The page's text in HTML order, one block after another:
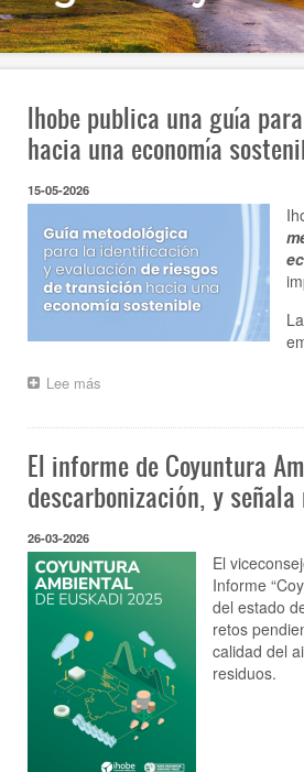
Ihobe publica una guía
hacia una economía
15-05-2026
Lee mássobre
publica
guía
para
anticipar
los
riesgos
de
las
empresas
hacia
una
economía
sostenible
El informe de Coyuntura
descarbonización, y
26-03-2026
El
Informe
del estado
retos
calidad del
residuos.